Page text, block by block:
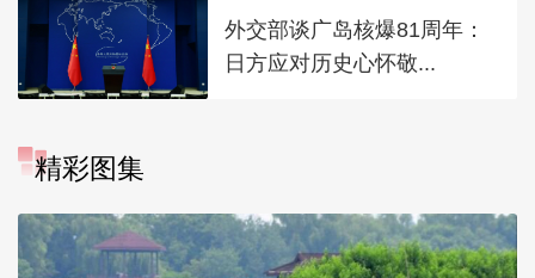
外交部谈广岛核爆81周年：
日方应对历史心怀敬...
精彩图集